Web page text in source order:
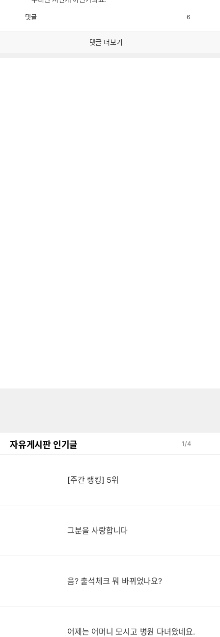
댓글 6
댓글 더보기
자유게시판 인기글 1/4
[주간 랭킹] 5위
그분을 사랑합니다
음? 출석체크 뭐 바뀌었나요?
어제는 어머니 모시고 병원 다녀왔네요.